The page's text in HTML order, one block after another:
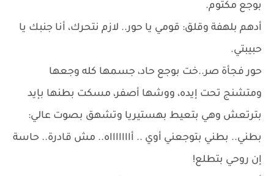
بوجع مكتوم.
أدهم بلهفة وقلق: قومي يا حور.. لازم نتحرك، أنا جنبك يا
حبيبتي.
حور فجأة صر..خت بوجع حاد، جسمها كله وجعها
ومتشنج تحت إيده، ووشها أصفر، مسكت بطنها بإيد
بترتعش وهي بتعيط بهستيريا وتشهق بصوت عالي:
بطني.. بطني بتوجعني أوي .. أاااااااه.. مش قادرة.. حاسة
إن روحي بتطلع!